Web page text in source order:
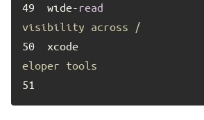
wide- read
visibility across /
xcode
eloper tools